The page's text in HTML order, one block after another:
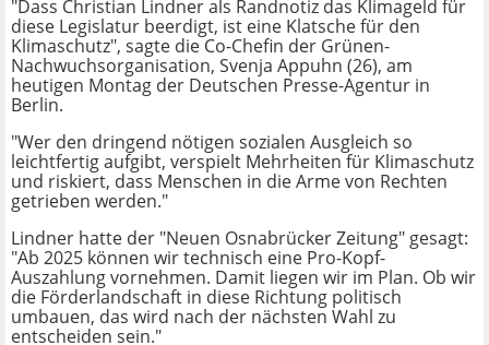
"Dass Christian Lindner als Randnotiz das Klimageld für
diese Legislatur beerdigt, ist eine Klatsche für den
Klimaschutz", sagte die Co-Chefin der Grünen-
Nachwuchsorganisation, Svenja Appuhn (26), am
heutigen Montag der Deutschen Presse-Agentur in
Berlin.
"Wer den dringend nötigen sozialen Ausgleich so
leichtfertig aufgibt, verspielt Mehrheiten für Klimaschutz
und riskiert, dass Menschen in die Arme von Rechten
getrieben werden."
Lindner hatte der "Neuen Osnabrücker Zeitung" gesagt:
"Ab 2025 können wir technisch eine Pro-Kopf-
Auszahlung vornehmen. Damit liegen wir im Plan. Ob wir
die Förderlandschaft in diese Richtung politisch
umbauen, das wird nach der nächsten Wahl zu
entscheiden sein."